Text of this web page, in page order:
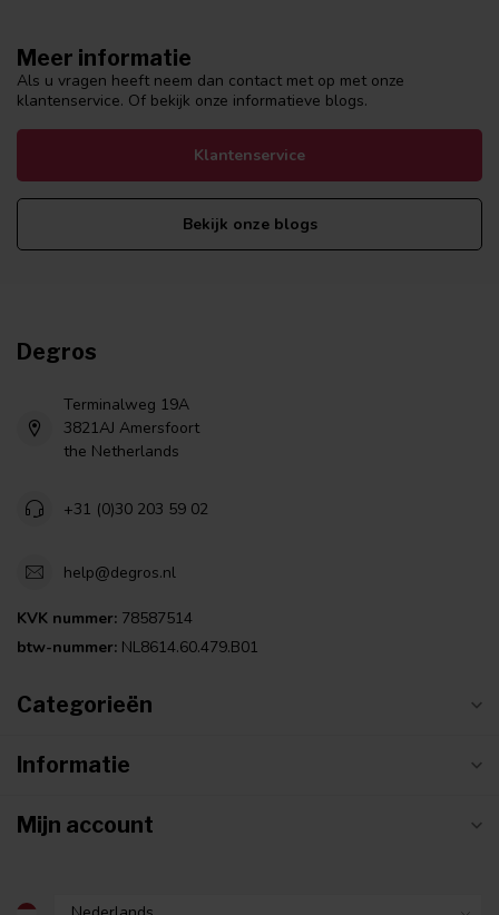
Meer informatie
Als u vragen heeft neem dan contact met op met onze
klantenservice. Of bekijk onze informatieve blogs.
Klantenservice
Bekijk onze blogs
Degros
Terminalweg 19A
3821AJ Amersfoort
the Netherlands
+31 (0)30 203 59 02
help@degros.nl
KVK nummer: 78587514
btw-nummer: NL8614.60.479.B01
Categorieën
Informatie
Mijn account